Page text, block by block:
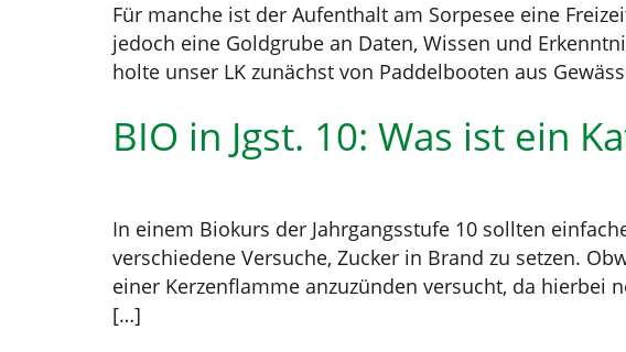
Für manche ist der Aufenthalt am Sorpesee eine
jedoch eine Goldgrube an Daten, Wissen und
holte unser LK zunächst von Paddelbooten aus
BIO in Jgst. 10: Was ist ein
In einem Biokurs der Jahrgangsstufe 10 sollten
verschiedene Versuche, Zucker in Brand zu setzen.
einer Kerzenflamme anzuzünden versucht, da
[…]